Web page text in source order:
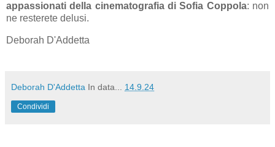
appassionati della cinematografia di Sofia Coppola: non
ne resterete delusi.
Deborah D'Addetta
Deborah D'Addetta In data... 14.9.24
Condividi